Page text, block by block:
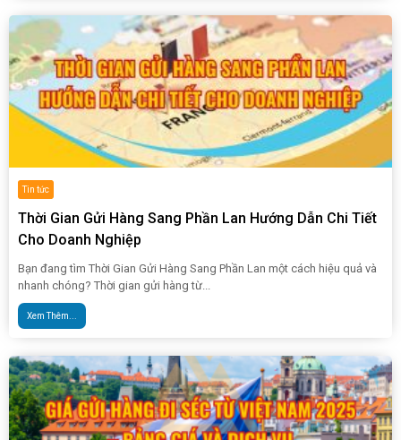
Tin tức
Thời Gian Gửi Hàng Sang Phần Lan Hướng Dẫn Chi Tiết
Cho Doanh Nghiệp
Bạn đang tìm Thời Gian Gửi Hàng Sang Phần Lan một cách hiệu quả và
nhanh chóng? Thời gian gửi hàng từ...
Xem Thêm...